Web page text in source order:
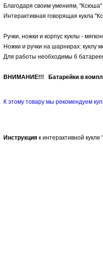
Благодаря своим умениям,
Интерактивная говорящая кукла
Ручки, ножки и корпус куклы -
Ножки и ручки на шарнирах: куклу
Для работы необходимы 6
ВНИМАНИЕ!!! Батарейки в
К этому товару мы рекомендуем
Инструкция к интерактивной